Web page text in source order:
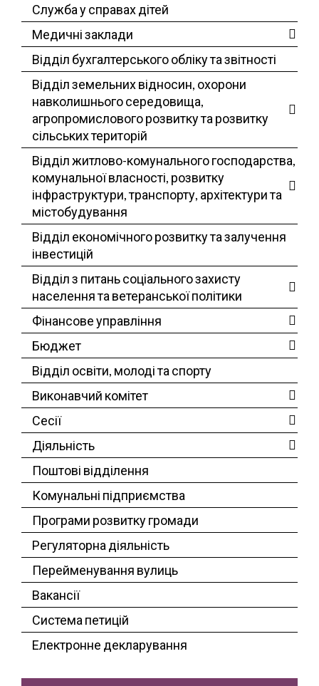
Служба у справах дітей
Медичні заклади
Відділ бухгалтерського обліку та звітності
Відділ земельних відносин, охорони
навколишнього середовища,
агропромислового розвитку та розвитку
сільських територій
Відділ житлово-комунального господарства,
комунальної власності, розвитку
інфраструктури, транспорту, архітектури та
містобудування
Відділ економічного розвитку та залучення
інвестицій
Відділ з питань соціального захисту
населення та ветеранської політики
Фінансове управління
Бюджет
Відділ освіти, молоді та спорту
Виконавчий комітет
Сесії
Діяльність
Поштові відділення
Комунальні підприємства
Програми розвитку громади
Регуляторна діяльність
Перейменування вулиць
Вакансії
Система петицій
Електронне декларування